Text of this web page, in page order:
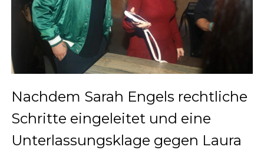
Nachdem Sarah Engels rechtliche
Schritte eingeleitet und eine
Unterlassungsklage gegen Laura